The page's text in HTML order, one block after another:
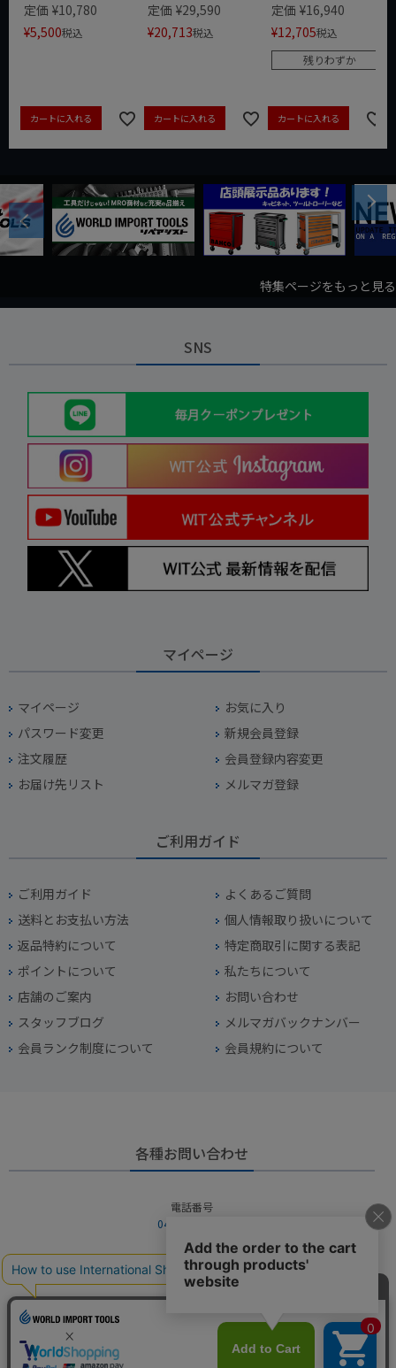
定価 ¥10,780
¥5,500税込
カートに入れる
定価 ¥29,590
¥20,713税込
カートに入れる
定価 ¥16,940
¥12,705税込
残りわずか
カートに入れる
Previous
Next
特集ページをもっと見る
SNS
マイページ
マイページ
お気に入り
パスワード変更
新規会員登録
注文履歴
会員登録内容変更
お届け先リスト
メルマガ登録
ご利用ガイド
ご利用ガイド
よくあるご質問
送料とお支払い方法
個人情報取り扱いについて
返品特約について
特定商取引に関する表記
ポイントについて
私たちについて
店舗のご案内
お問い合わせ
スタッフブログ
メルマガバックナンバー
会員ランク制度について
会員規約について
各種お問い合わせ
電話番号
045-949-2451
営業時間
10：00～19：00
お問い合わせフォームからお問い合わせ